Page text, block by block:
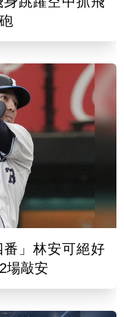
」林安可絕好
場敲安